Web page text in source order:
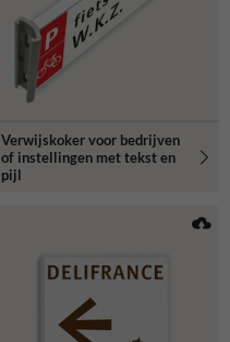
Verwijskoker voor bedrijven
of instellingen met tekst en
pijl